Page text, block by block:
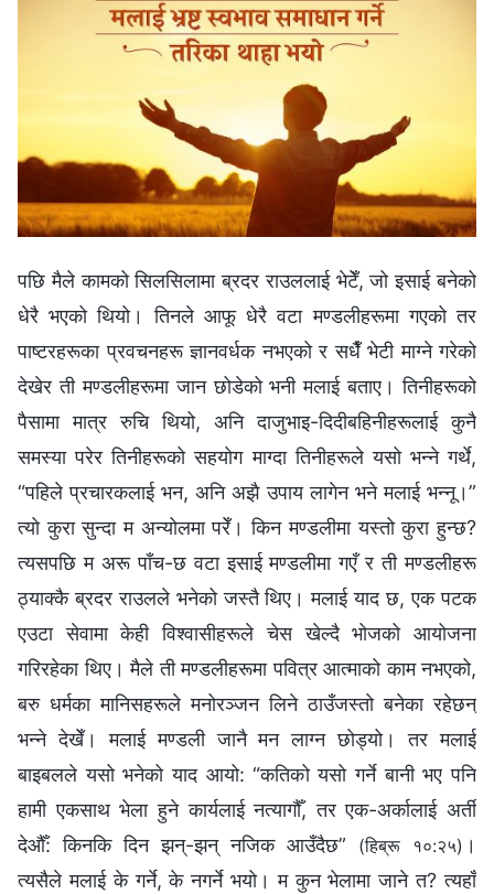
पछि मैले कामको सिलसिलामा ब्रदर राउललाई भेटेँ, जो इसाई बनेको
धेरै भएको थियो। तिनले आफू धेरै वटा मण्डलीहरूमा गएको तर
पाष्टरहरूका प्रवचनहरू ज्ञानवर्धक नभएको र सधैँ भेटी माग्‍ने गरेको
देखेर ती मण्डलीहरूमा जान छोडेको भनी मलाई बताए। तिनीहरूको
पैसामा मात्र रुचि थियो, अनि दाजुभाइ-दिदीबहिनीहरूलाई कुनै
समस्या परेर तिनीहरूको सहयोग माग्दा तिनीहरूले यसो भन्‍ने गर्थे,
“पहिले प्रचारकलाई भन, अनि अझै उपाय लागेन भने मलाई भन्‍नू।”
त्यो कुरा सुन्दा म अन्योलमा परेँ। किन मण्डलीमा यस्तो कुरा हुन्छ?
त्यसपछि म अरू पाँच-छ वटा इसाई मण्डलीमा गएँ र ती मण्डलीहरू
ठ्याक्कै ब्रदर राउलले भनेको जस्तै थिए। मलाई याद छ, एक पटक
एउटा सेवामा केही विश्‍वासीहरूले चेस खेल्दै भोजको आयोजना
गरिरहेका थिए। मैले ती मण्डलीहरूमा पवित्र आत्‍माको काम नभएको,
बरु धर्मका मानिसहरूले मनोरञ्जन लिने ठाउँजस्तो बनेका रहेछन्
भन्‍ने देखेँ। मलाई मण्डली जानै मन लाग्‍न छोड्यो। तर मलाई
बाइबलले यसो भनेको याद आयो: “कतिको यसो गर्ने बानी भए पनि
हामी एकसाथ भेला हुने कार्यलाई नत्यागौँ, तर एक-अर्कालाई अर्ती
देऔँ: किनकि दिन झन्-झन् नजिक आउँदैछ” (हिब्रू १०:२५) ।
त्यसैले मलाई के गर्ने, के नगर्ने भयो। म कुन भेलामा जाने त? त्यहाँ